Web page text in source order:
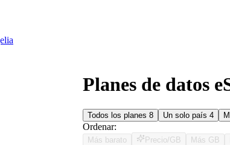
Planes de datos
Todos los planes 8 Un solo país 4
Ordenar:
Más barato Precio/GB Más GB